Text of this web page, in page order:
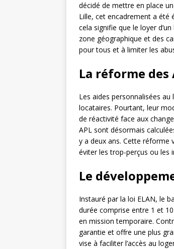
décidé de mettre en place
Lille, cet encadrement a été
cela signifie que le loyer
zone géographique et des
pour tous et à limiter les
La réforme des
Les aides personnalisées
locataires. Pourtant, leur
de réactivité face aux
APL sont désormais
y a deux ans. Cette réforme
éviter les trop-perçus ou les
Le
Instauré par la loi ELAN, le
durée comprise entre 1 et
en mission temporaire.
garantie et offre une plus
vise à faciliter l’accès au